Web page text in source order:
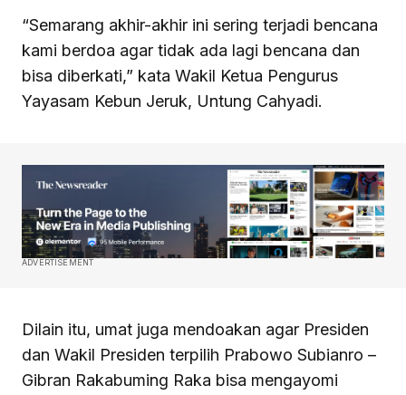
“Semarang akhir-akhir ini sering terjadi bencana
kami berdoa agar tidak ada lagi bencana dan
bisa diberkati,” kata Wakil Ketua Pengurus
Yayasam Kebun Jeruk, Untung Cahyadi.
ADVERTISEMENT
Dilain itu, umat juga mendoakan agar Presiden
dan Wakil Presiden terpilih Prabowo Subianro –
Gibran Rakabuming Raka bisa mengayomi